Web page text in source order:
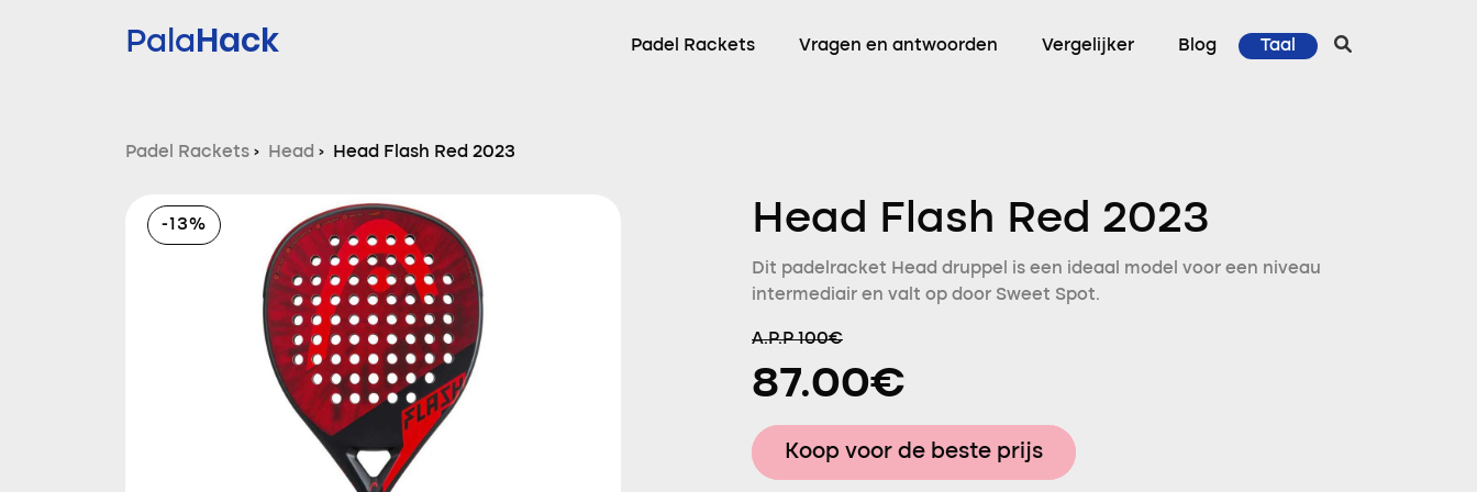
PalaHack Padel Rackets Vragen en antwoorden Vergelijker Blog Taal
Padel Rackets › Head › Head Flash Red 2023
-13% Head Flash Red 2023
Dit padelracket Head druppel is een ideaal model voor een niveau
intermediair en valt op door Sweet Spot.
A.P.P 100€
87.00€
Koop voor de beste prijs